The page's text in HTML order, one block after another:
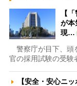
【
が本
現…
警察庁が目下、頭
官の採用試験の受験
【安全・安心ニ